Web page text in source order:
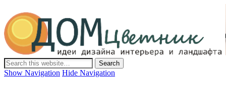
Дом-Цветник
Дизайн интерьера и ландшафта, декор и обустройство дома.
Идеи со всего мира.
Show Navigation Hide Navigation